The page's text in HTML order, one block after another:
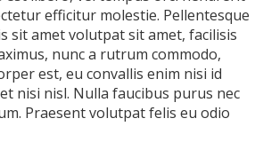
efficitur molestie. Pellentesque
sit amet volutpat sit amet, facilisis
nunc a rutrum commodo,
est, eu convallis enim nisi id
nisi nisl. Nulla faucibus purus nec
Praesent volutpat felis eu odio